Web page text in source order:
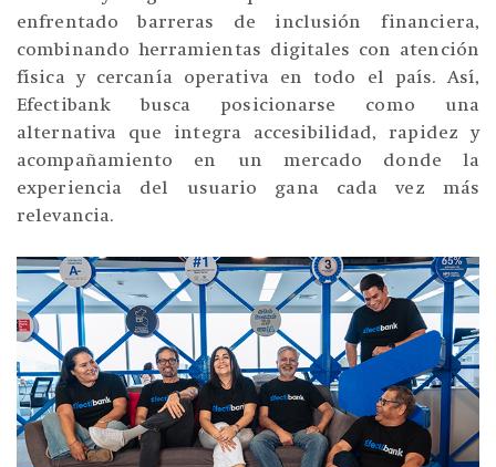
enfrentado barreras de inclusión financiera,
combinando herramientas digitales con atención
física y cercanía operativa en todo el país. Así,
Efectibank busca posicionarse como una
alternativa que integra accesibilidad, rapidez y
acompañamiento en un mercado donde la
experiencia del usuario gana cada vez más
relevancia.